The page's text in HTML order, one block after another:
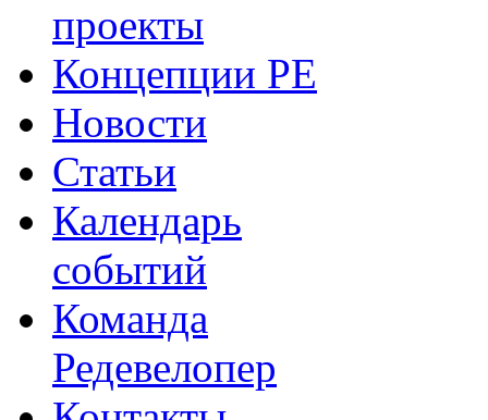
проекты
Концепции РЕ
Новости
Статьи
Календарь
событий
Команда
Редевелопер